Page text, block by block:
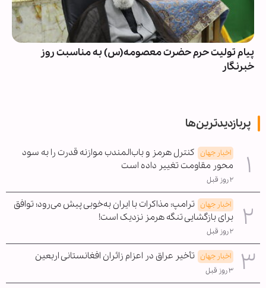
پیام تولیت حرم حضرت معصومه(س) به مناسبت روز
خبرنگار
پربازدیدترین‌ها
اخبار جهان کنترل هرمز و باب‌المندب موازنه قدرت را به سود
محور مقاومت تغییر داده است
۲ روز قبل
اخبار جهان ترامپ: مذاکرات با ایران به‌خوبی پیش می‌رود؛ توافق
برای بازگشایی تنگه هرمز نزدیک است!
۲ روز قبل
اخبار جهان تأخیر عراق در اعزام زائران افغانستانی اربعین
۳ روز قبل